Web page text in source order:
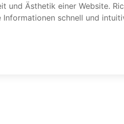
und Ästhetik einer Website.
Informationen schnell und